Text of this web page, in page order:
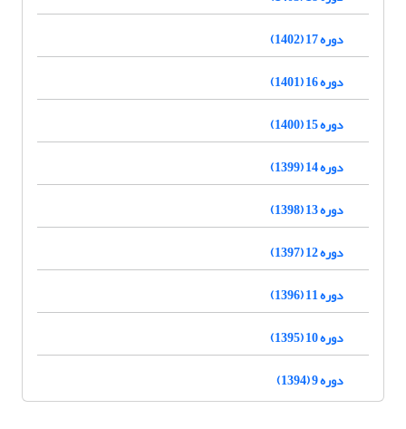
دوره 17 (1402)
دوره 16 (1401)
دوره 15 (1400)
دوره 14 (1399)
دوره 13 (1398)
دوره 12 (1397)
دوره 11 (1396)
دوره 10 (1395)
دوره 9 (1394)